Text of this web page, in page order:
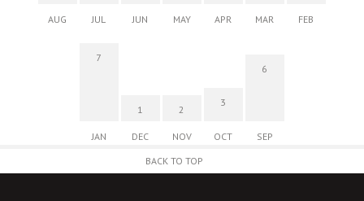
AUG JUL JUN MAY APR MAR FEB
7
JAN
1
DEC
2
NOV
3
OCT
6
SEP
BACK TO TOP